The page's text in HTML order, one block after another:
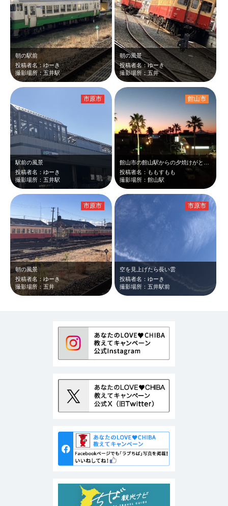
朝の駅前
投稿者名：ゆーき
撮影場所：五井駅
朝の風景
投稿者名：ゆーき
撮影場所：五井
駅前の風景
投稿者名：ゆーき
撮影場所：五井駅
市原市
投稿者名：ももすもも
撮影場所：館山駅
館山市
朝の風景
投稿者名：ゆーき
撮影場所：五井
市原市
空を見上げたら長い雲
投稿者名：ゆーき
撮影場所：五井駅前
市原市